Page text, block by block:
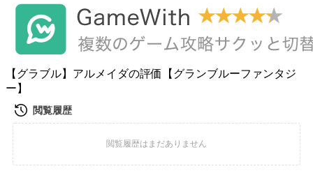
【グラブル】アルメイダの評価【グランブルーファンタジ
ー】